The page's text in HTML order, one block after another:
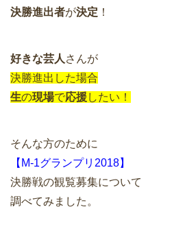
決勝進出者が決定 ！
好きな芸人 さんが
決勝進出した場合
生の現場で応援したい！
そんな方のために
【M-1グランプリ2018】
決勝戦の観覧募集について
調べてみました。